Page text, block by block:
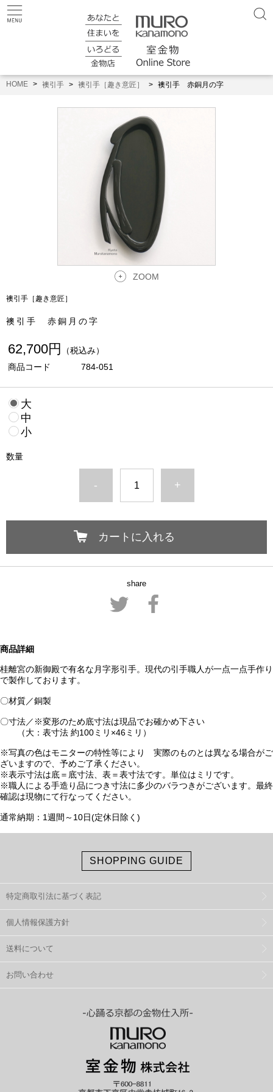
HOME 襖引手 襖引手［趣き意匠］ 襖引手 赤銅月の字
ZOOM
襖引手［趣き意匠］
襖引手 赤銅月の字
62,700円
（税込み）
商品コード
784-051
大
中
小
数量
- +
カートに入れる
share
商品詳細
桂離宮の新御殿で有名な月字形引手。現代の引手職人が一点一点手作り
で製作しております。
〇材質／銅製
〇寸法／※変形のため底寸法は現品でお確かめ下さい
（大：表寸法 約100ミリ×46ミリ）
※写真の色はモニターの特性等により 実際のものとは異なる場合がご
ざいますので、予めご了承ください。
※表示寸法は底＝底寸法、表＝表寸法です。単位はミリです。
※職人による手造り品につき寸法に多少のバラつきがございます。最終
確認は現物にて行なってください。
通常納期：1週間～10日(定休日除く)
SHOPPING GUIDE
特定商取引法に基づく表記
個人情報保護方針
送料について
お問い合わせ